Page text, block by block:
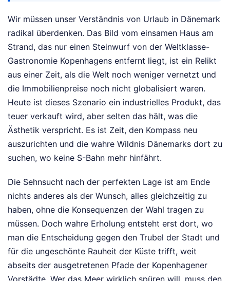
Wir müssen unser Verständnis von Urlaub in Dänemark
radikal überdenken. Das Bild vom einsamen Haus am
Strand, das nur einen Steinwurf von der Weltklasse-
Gastronomie Kopenhagens entfernt liegt, ist ein Relikt
aus einer Zeit, als die Welt noch weniger vernetzt und
die Immobilienpreise noch nicht globalisiert waren.
Heute ist dieses Szenario ein industrielles Produkt, das
teuer verkauft wird, aber selten das hält, was die
Ästhetik verspricht. Es ist Zeit, den Kompass neu
auszurichten und die wahre Wildnis Dänemarks dort zu
suchen, wo keine S-Bahn mehr hinfährt.
Die Sehnsucht nach der perfekten Lage ist am Ende
nichts anderes als der Wunsch, alles gleichzeitig zu
haben, ohne die Konsequenzen der Wahl tragen zu
müssen. Doch wahre Erholung entsteht erst dort, wo
man die Entscheidung gegen den Trubel der Stadt und
für die ungeschönte Rauheit der Küste trifft, weit
abseits der ausgetretenen Pfade der Kopenhagener